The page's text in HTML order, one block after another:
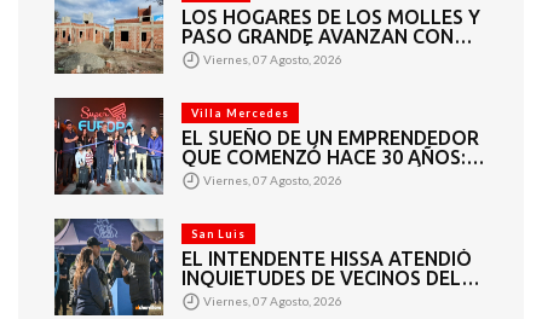
LOS HOGARES DE LOS MOLLES Y
PASO GRANDE AVANZAN CON
MAMPOSTERÍA E
INSTALACIONES
Viernes, 07 Agosto, 2026
Villa Mercedes
EL SUEÑO DE UN EMPRENDEDOR
QUE COMENZÓ HACE 30 AÑOS:
SUPER EUROPA INAUGURÓ SU
CUARTA SUCURSAL EN VILLA
Viernes, 07 Agosto, 2026
San Luis
EL INTENDENTE HISSA ATENDIÓ
INQUIETUDES DE VECINOS DEL
BARRIO AMPPARE
Viernes, 07 Agosto, 2026